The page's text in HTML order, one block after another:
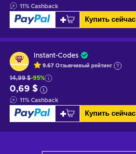
11% Cashback
Купить сейчас
Instant-Codes
9.67 Отзывчивый рейтинг
14,99 $-95%
0,69 $
11% Cashback
Купить сейчас